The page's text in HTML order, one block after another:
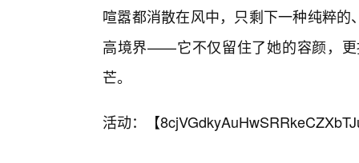
喧嚣都消散在风中，只剩下一种纯粹
高境界——它不仅留住了她的容颜，
芒。
活动：【